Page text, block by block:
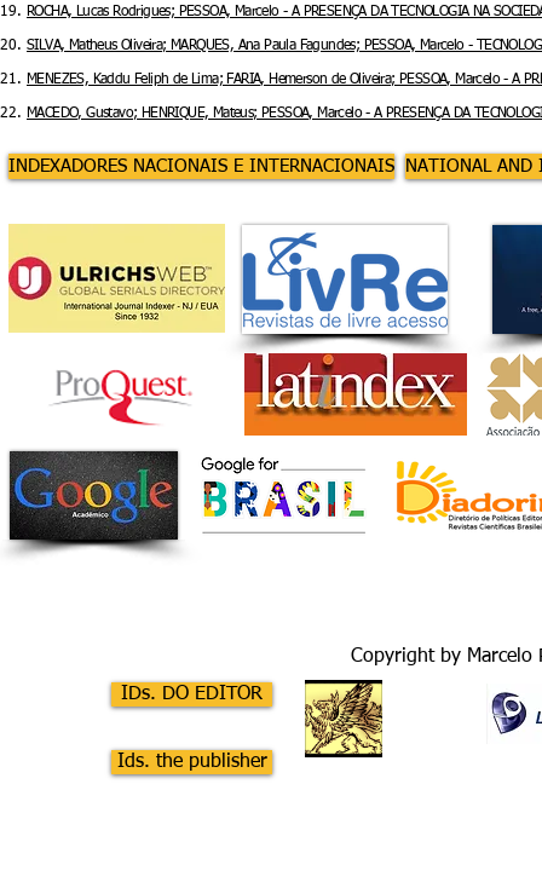
19. ROCHA, Lucas Rodrigues; PESSOA, Marcelo - A PRESENÇA DA TECNOLOGIA NA
20. SILVA, Matheus Oliveira; MARQUES, Ana Paula Fagundes; PESSOA, Marcelo -
21. MENEZES, Kaddu Feliph de Lima; FARIA, Hemerson de Oliveira; PESSOA, Marcelo - A
22. MACEDO, Gustavo; HENRIQUE, Mateus; PESSOA, Marcelo - A PRESENÇA DA
INDEXADORES NACIONAIS E INTERNACIONAIS NATIONAL AND
Copyright by Marcelo
IDs. DO EDITOR
Ids. the publisher